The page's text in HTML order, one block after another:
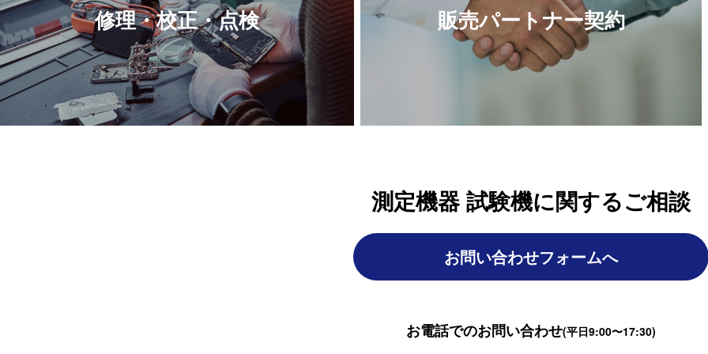
修理・校正・点検 販売パートナー契約
測定機器 試験機に関するご相談
お問い合わせフォームへ
お電話でのお問い合わせ(平日9:00〜17:30)